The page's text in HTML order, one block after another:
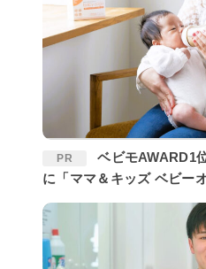
PR
ベビモAWARD1位！いま注目の〈赤ちゃん腸活〉
に「ママ＆キッズ ベビー